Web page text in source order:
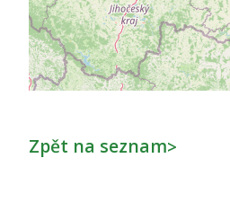
Zpět na seznam>